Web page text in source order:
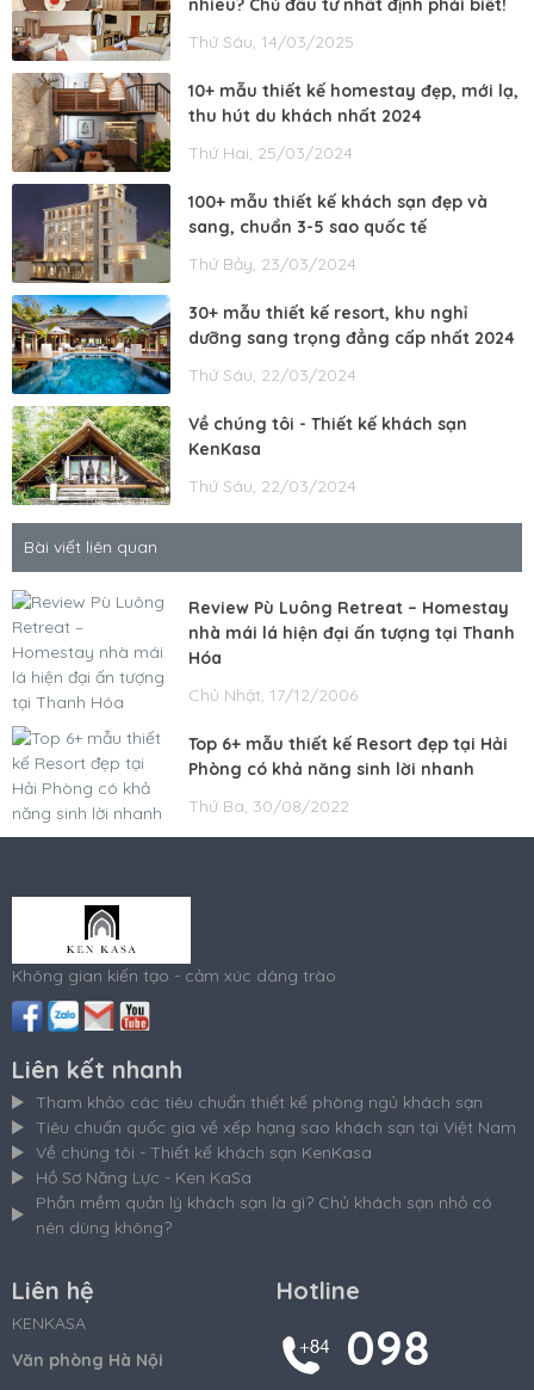
Thứ Sáu, 14/03/2025
10+ mẫu thiết kế homestay đẹp, mới lạ,
thu hút du khách nhất 2024
Thứ Hai, 25/03/2024
100+ mẫu thiết kế khách sạn đẹp và
sang, chuẩn 3-5 sao quốc tế
Thứ Bảy, 23/03/2024
30+ mẫu thiết kế resort, khu nghỉ
dưỡng sang trọng đẳng cấp nhất 2024
Thứ Sáu, 22/03/2024
Về chúng tôi - Thiết kế khách sạn
KenKasa
Thứ Sáu, 22/03/2024
Bài viết liên quan
Review Pù Luông Retreat – Homestay
nhà mái lá hiện đại ấn tượng tại Thanh
Hóa
Chủ Nhật, 17/12/2006
Top 6+ mẫu thiết kế Resort đẹp tại Hải
Phòng có khả năng sinh lời nhanh
Thứ Ba, 30/08/2022
Không gian kiến tạo - cảm xúc dâng trào
Liên kết nhanh
Tham khảo các tiêu chuẩn thiết kế phòng ngủ khách sạn
Tiêu chuẩn quốc gia về xếp hạng sao khách sạn tại Việt Nam
Về chúng tôi - Thiết kế khách sạn KenKasa
Hồ Sơ Năng Lực - Ken KaSa
Phần mềm quản lý khách sạn là gì? Chủ khách sạn nhỏ có
nên dùng không?
Liên hệ
KENKASA
Văn phòng Hà Nội
Hotline
098